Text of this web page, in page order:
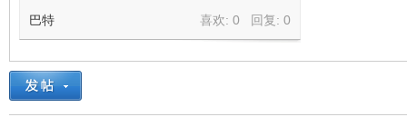
喜欢: 0 回复: 0
巴特